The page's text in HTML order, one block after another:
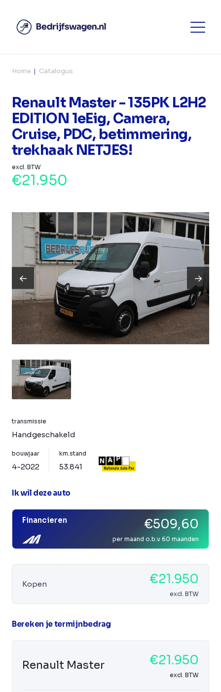
Home Catalogus
Renault Master - 135PK L2H2
EDITION 1eEig, Camera,
Cruise, PDC, betimmering,
trekhaak NETJES!
excl. BTW
€21.950
transmissie
Handgeschakeld
bouwjaar
4-2022
km.stand
53.841
Ik wil deze auto
Financieren €509,60
per maand o.b.v 60 maanden
Kopen €21.950
excl. BTW
Bereken je termijnbedrag
Renault Master €21.950
excl. BTW